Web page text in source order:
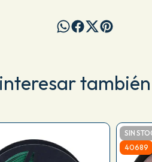
también
SIN
40689